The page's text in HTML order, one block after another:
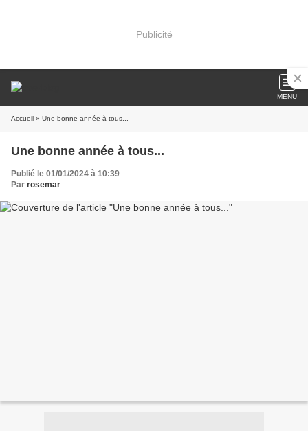
Publicité
MENU
Accueil » Une bonne année à tous...
Une bonne année à tous...
Publié le 01/01/2024 à 10:39
Par rosemar